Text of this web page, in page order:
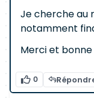
Je cherche au
notamment
Merci et
0